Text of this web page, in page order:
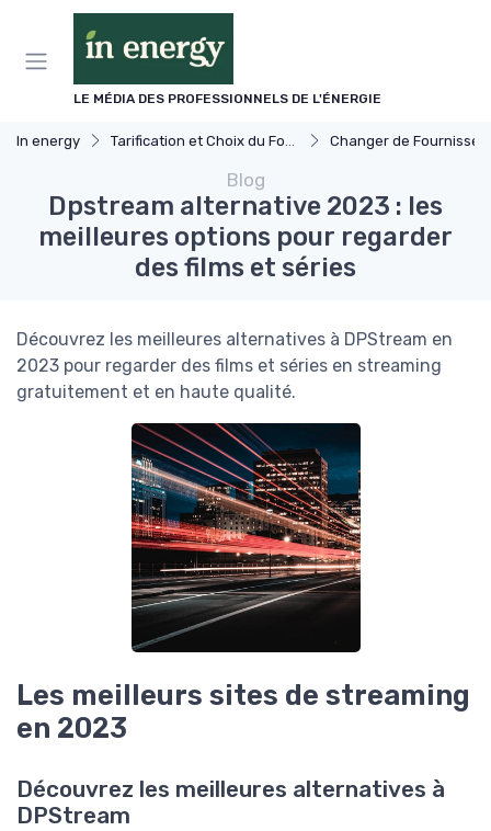
LE MÉDIA DES PROFESSIONNELS DE L'ÉNERGIE
In energy Tarification et Choix du Fournisseur Changer de Fournisseur
Blog
Dpstream alternative 2023 : les
meilleures options pour regarder
des films et séries
Découvrez les meilleures alternatives à DPStream en
2023 pour regarder des films et séries en streaming
gratuitement et en haute qualité.
Les meilleurs sites de streaming
en 2023
Découvrez les meilleures alternatives à
DPStream
Panneau de gestion des cookies